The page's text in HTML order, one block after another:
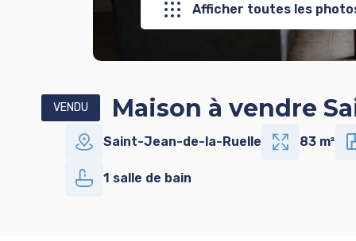
Afficher toutes les
VENDU Maison à vendre
Saint-Jean-de-la-Ruelle 83 m²
1 salle de bain